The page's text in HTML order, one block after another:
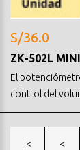
S/36.0
ZK-502L
El
control del
|< <